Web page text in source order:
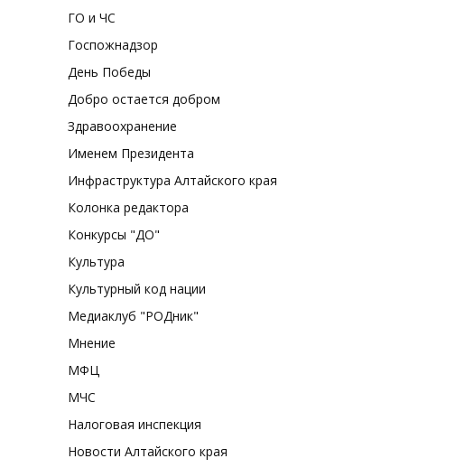
ГО и ЧС
Госпожнадзор
День Победы
Добро остается добром
Здравоохранение
Именем Президента
Инфраструктура Алтайского края
Колонка редактора
Конкурсы "ДО"
Культура
Культурный код нации
Медиаклуб "РОДник"
Мнение
МФЦ
МЧС
Налоговая инспекция
Новости Алтайского края